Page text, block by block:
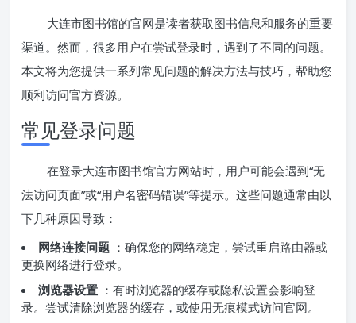
大连市图书馆的官网是读者获取图书信息和服务的重要
渠道。然而，很多用户在尝试登录时，遇到了不同的问题。
本文将为您提供一系列常见问题的解决方法与技巧，帮助您
顺利访问官方资源。
常见登录问题
在登录大连市图书馆官方网站时，用户可能会遇到“无
法访问页面”或“用户名密码错误”等提示。这些问题通常由以
下几种原因导致：
网络连接问题 ：确保您的网络稳定，尝试重启路由器或
更换网络进行登录。
浏览器设置 ：有时浏览器的缓存或隐私设置会影响登
录。尝试清除浏览器的缓存，或使用无痕模式访问官网。